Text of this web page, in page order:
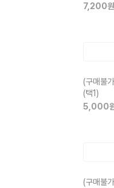
7,200원
(구매불
(택1)
5,000
(구매불